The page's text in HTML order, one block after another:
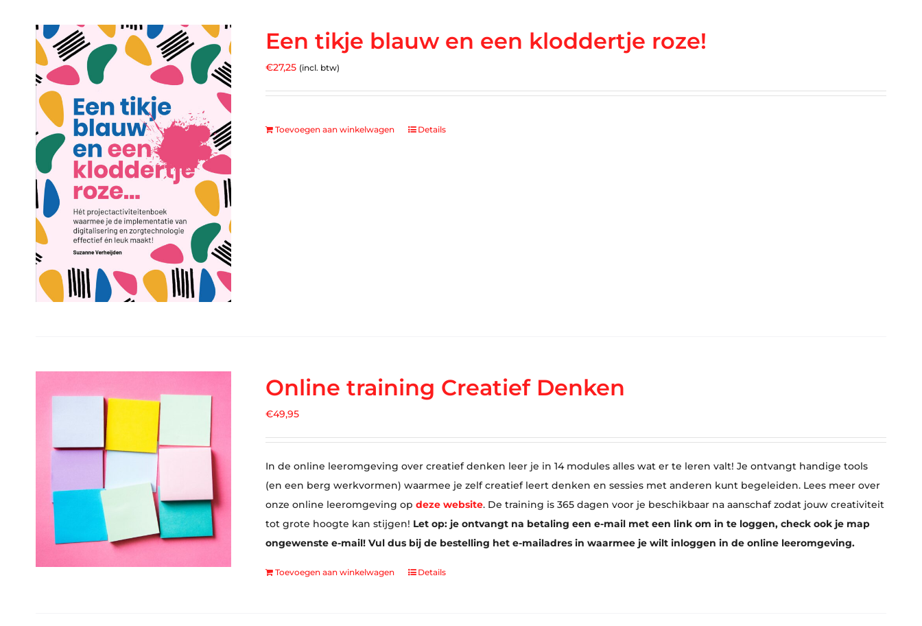
Een tikje blauw en een kloddertje roze!
€27,25 (incl. btw)
Toevoegen aan winkelwagen Details
Online training Creatief Denken
€49,95
In de online leeromgeving over creatief denken leer je in 14 modules alles wat er te leren valt! Je ontvangt handige tools
(en een berg werkvormen) waarmee je zelf creatief leert denken en sessies met anderen kunt begeleiden. Lees meer over
onze online leeromgeving op deze website. De training is 365 dagen voor je beschikbaar na aanschaf zodat jouw creativiteit
tot grote hoogte kan stijgen! Let op: je ontvangt na betaling een e-mail met een link om in te loggen, check ook je map
ongewenste e-mail! Vul dus bij de bestelling het e-mailadres in waarmee je wilt inloggen in de online leeromgeving.
Toevoegen aan winkelwagen Details